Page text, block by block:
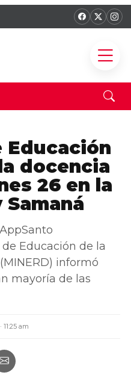
docencia
26 en la
Educación de la
informó
mayoría de las
11:25 am